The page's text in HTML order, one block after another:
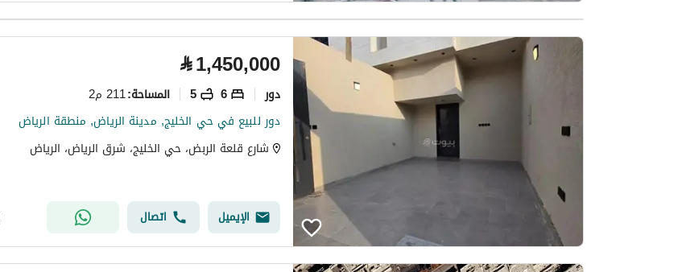
⃁1,450,000
دور 6
5 المساحة:211 م2
دور للبيع في حي الخليج, مدينة الرياض, منطقة الرياض
شارع قلعة الربض، حي الخليج، شرق الرياض، الرياض
الإيميل اتصال